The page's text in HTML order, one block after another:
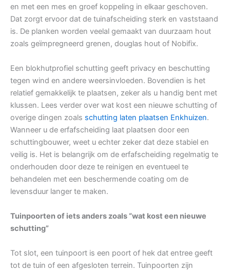
en met een mes en groef koppeling in elkaar geschoven.
Dat zorgt ervoor dat de tuinafscheiding sterk en vaststaand
is. De planken worden veelal gemaakt van duurzaam hout
zoals geïmpregneerd grenen, douglas hout of Nobifix.
Een blokhutprofiel schutting geeft privacy en beschutting
tegen wind en andere weersinvloeden. Bovendien is het
relatief gemakkelijk te plaatsen, zeker als u handig bent met
klussen. Lees verder over wat kost een nieuwe schutting of
overige dingen zoals schutting laten plaatsen Enkhuizen.
Wanneer u de erfafscheiding laat plaatsen door een
schuttingbouwer, weet u echter zeker dat deze stabiel en
veilig is. Het is belangrijk om de erfafscheiding regelmatig te
onderhouden door deze te reinigen en eventueel te
behandelen met een beschermende coating om de
levensduur langer te maken.
Tuinpoorten of iets anders zoals “wat kost een nieuwe
schutting”
Tot slot, een tuinpoort is een poort of hek dat entree geeft
tot de tuin of een afgesloten terrein. Tuinpoorten zijn